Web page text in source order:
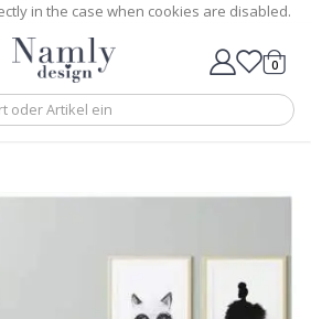
in the case when cookies are disabled.
Wagen
0